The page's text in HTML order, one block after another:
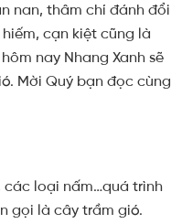
nan, thâm chí đánh đổi
cạn kiệt cũng là
nay Nhang Xanh sẽ
Mời Quý bạn đọc cùng
các loại nấm…quá trình
gọi là cây trầm gió.